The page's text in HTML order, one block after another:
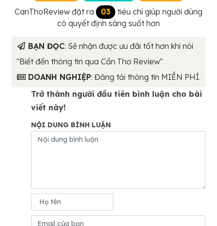
CanThoReview đặt ra 03 tiêu chí giúp người dùng
có quyết định sáng suốt hơn
BẠN ĐỌC: Sẽ nhận được ưu đãi tốt hơn khi nói
"Biết đến thông tin qua Cần Thơ Review"
DOANH NGHIỆP: Đăng tải thông tin MIỄN PHÍ.
Trở thành người đầu tiên bình luận cho bài
viết này!
NỘI DUNG BÌNH LUẬN